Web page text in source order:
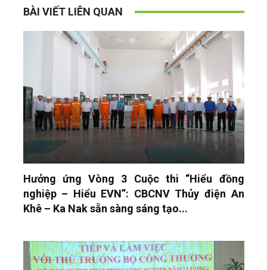
BÀI VIẾT LIÊN QUAN
Hưởng ứng Vòng 3 Cuộc thi “Hiểu đồng
nghiệp – Hiểu EVN”: CBCNV Thủy điện An
Khê – Ka Nak sẵn sàng sáng tạo...